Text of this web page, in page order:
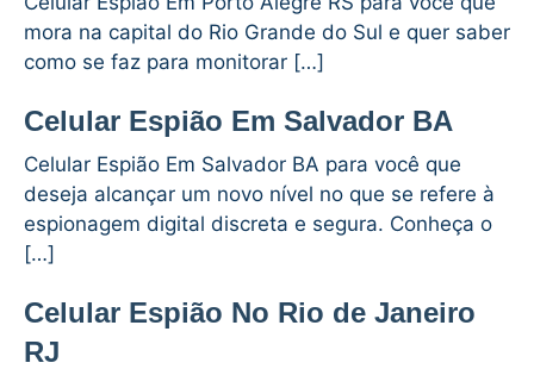
mora na capital do Rio Grande do Sul e quer saber
como se faz para monitorar […]
Celular Espião Em Salvador BA
Celular Espião Em Salvador BA para você que
deseja alcançar um novo nível no que se refere à
espionagem digital discreta e segura. Conheça o
[…]
Celular Espião No Rio de Janeiro
RJ